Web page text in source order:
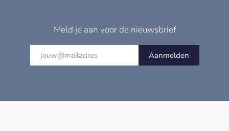
Meld je aan voor de nieuwsbrief
Aanmelden